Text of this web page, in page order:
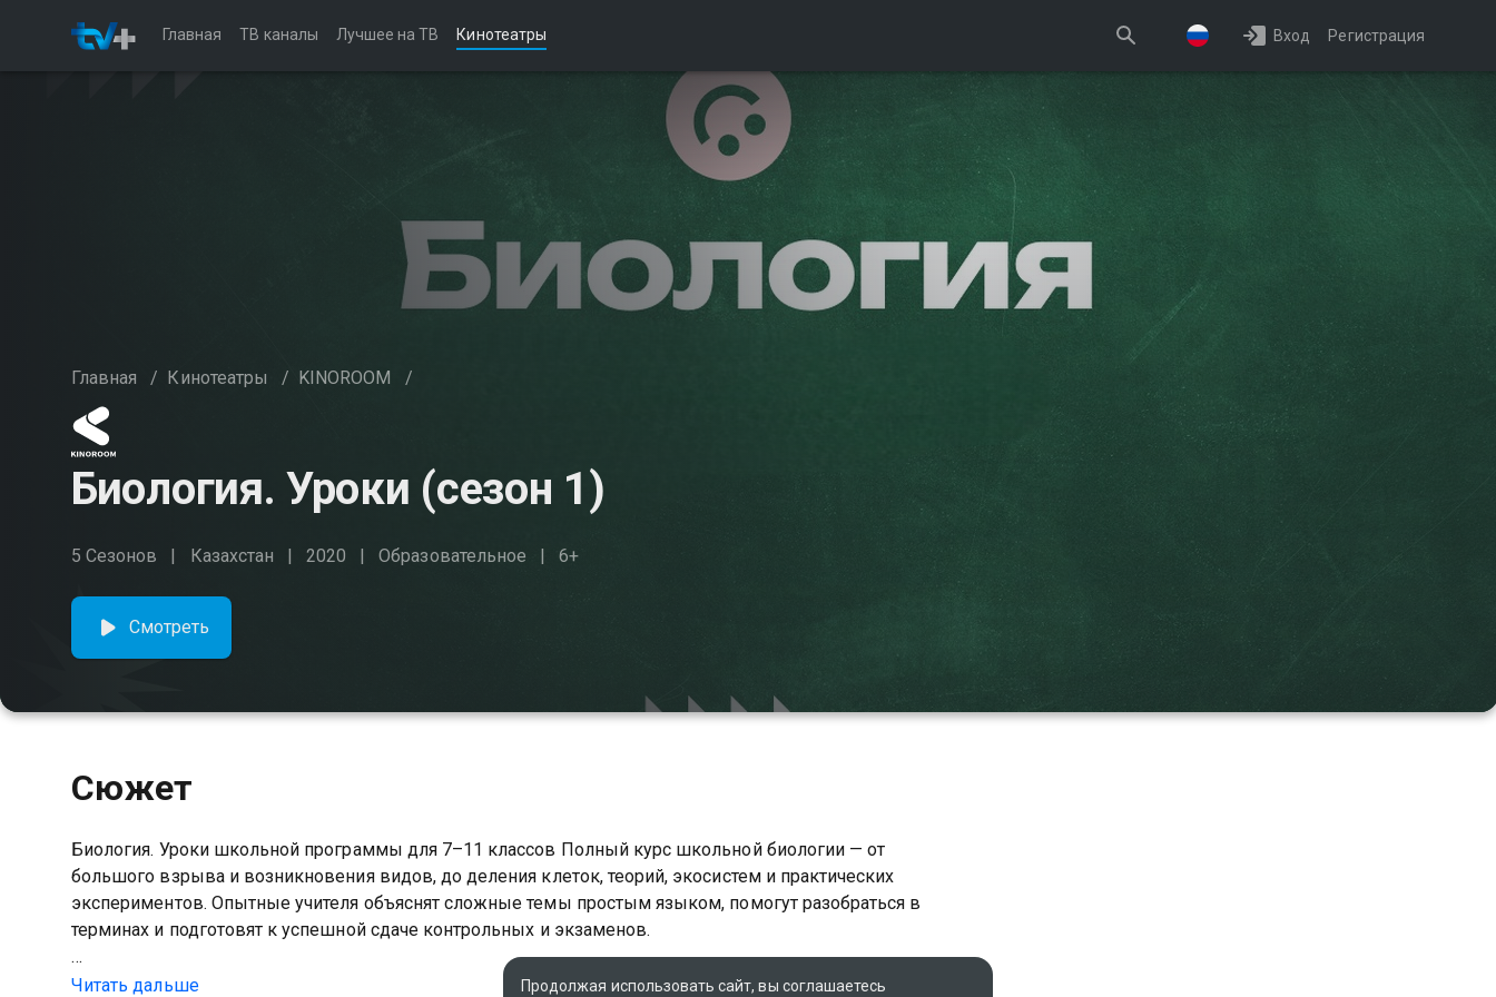
Главная ТВ каналы Лучшее на ТВ Кинотеатры Вход Регистрация
Главная / Кинотеатры / KINOROOM /
Биология. Уроки (сезон 1)
5 Сезонов Казахстан 2020 Образовательное 6+
Смотреть
Сюжет
Биология. Уроки школьной программы для 7–11 классов Полный курс школьной биологии — от
большого взрыва и возникновения видов, до деления клеток, теорий, экосистем и практических
экспериментов. Опытные учителя объяснят сложные темы простым языком, помогут разобраться в
терминах и подготовят к успешной сдаче контрольных и экзаменов.
Посмотреть онлайн 1 сезон сериала Биология. Уроки вы можете совершенно бесплатно в хорошем HD
Читать дальше Продолжая использовать сайт, вы соглашаетесь